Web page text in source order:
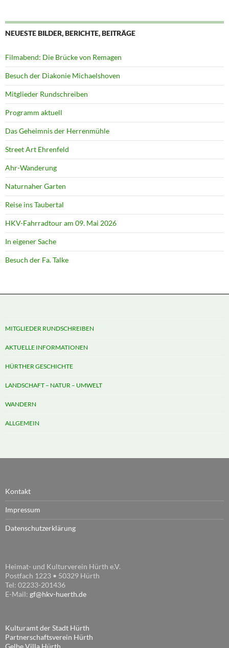
NEUESTE BILDER, BERICHTE, BEITRÄGE
Filmabend: Die Brücke von Remagen
Besuch der Diakonie Michaelshoven
Mitglieder Rundschreiben
Programm aktuell
Das Geheimnis der Herrenmühle
Street Art Ehrenfeld
Ahr-Wanderung
Naturnaher Garten
Reise ins Taubertal
HKV-Fahrradtour am 09. Mai 2026
In eigener Sache
Besuch der Fa. Talke
MITGLIEDER RUNDSCHREIBEN
AKTUELLE INFORMATIONEN
HÜRTHER GESCHICHTE
LANDSCHAFT – NATUR – UMWELT
WANDERN
ALLGEMEIN
Kontakt
Impressum
Datenschutzerklärung
Heimat- und Kulturverein Hürth e.V.
Postfach 1223 • 50329 Hürth
Tel: 02233-201436
E-Mail: gf@hkv-huerth.de
Kulturamt der Stadt Hürth
Partnerschaftsverein Hürth